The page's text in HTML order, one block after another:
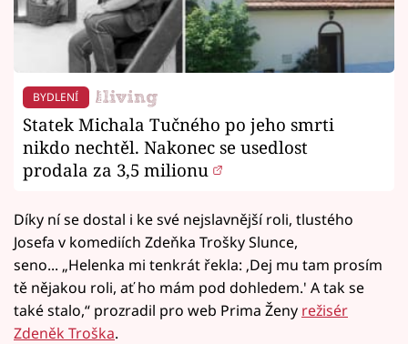
BYDLENÍ
Statek Michala Tučného po jeho smrti
nikdo nechtěl. Nakonec se usedlost
prodala za 3,5 milionu
Díky ní se dostal i ke své nejslavnější roli, tlustého
Josefa v komediích Zdeňka Trošky Slunce,
seno... „Helenka mi tenkrát řekla: ‚Dej mu tam prosím
tě nějakou roli, ať ho mám pod dohledem.' A tak se
také stalo,“ prozradil pro web Prima Ženy režisér
Zdeněk Troška.